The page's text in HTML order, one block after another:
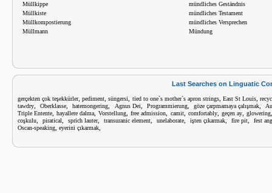
Müllkippe
Müllkiste
Müllkompostierung
Müllmann
mündliches Geständnis
mündliches Testament
mündliches Versprechen
Mündung
Last Searches on Linguatic
gerçekten çok teşekkürler,pediment ,süngersi tied to one`s mother`s apron strings, East St Louis,
tawdry ,Oberklasse ,hatemongering Agnus Dei Programmierung, göze çarpmamaya çalışmak,
Triple Entente ,hayallere dalma ,Vorstellung ,free admission camit, comfortably, geçen ay,glowering
coşkulu piratical sprich lauter, transuranic element unelaborate işten çıkarmak fire pit
fest
Oscan-speaking eyerini çıkarmak